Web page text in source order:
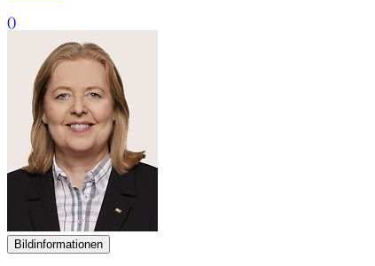
()
Bildinformationen